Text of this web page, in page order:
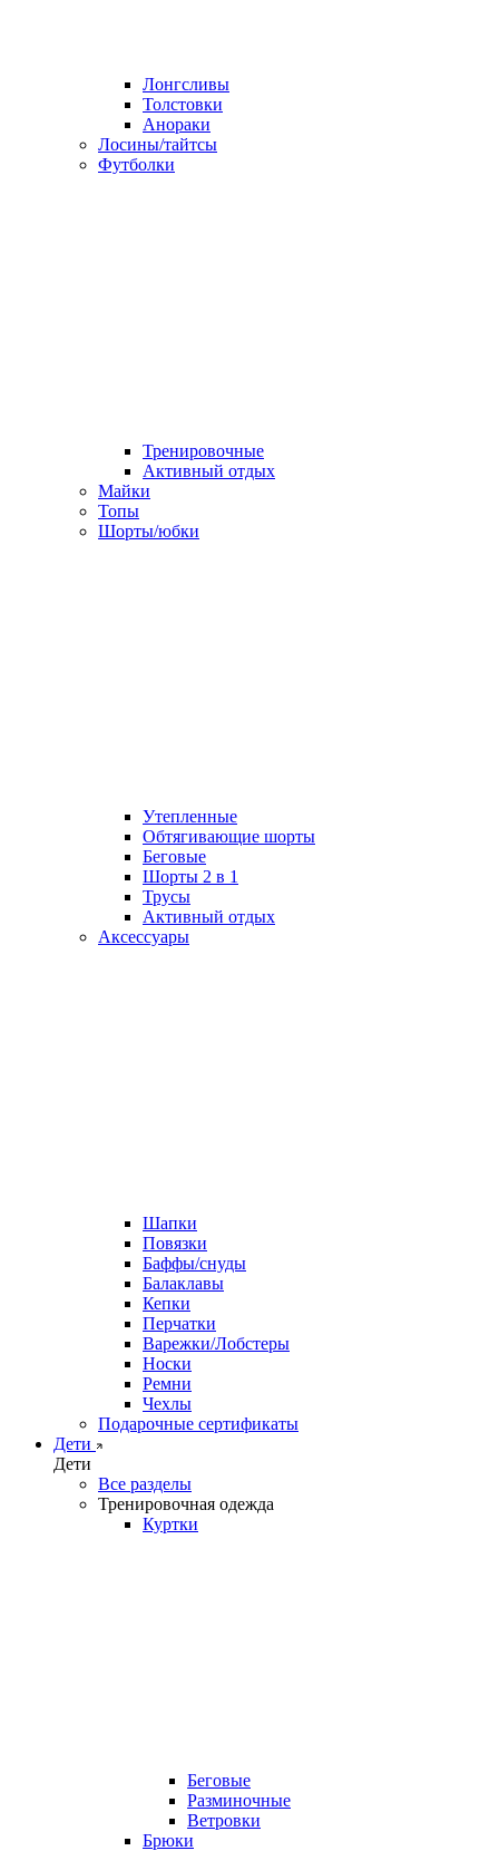
Лонгсливы
Толстовки
Анораки
Лосины/тайтсы
Футболки
Тренировочные
Активный отдых
Майки
Топы
Шорты/юбки
Утепленные
Обтягивающие шорты
Беговые
Шорты 2 в 1
Трусы
Активный отдых
Аксессуары
Шапки
Повязки
Баффы/снуды
Балаклавы
Кепки
Перчатки
Варежки/Лобстеры
Носки
Ремни
Чехлы
Подарочные сертификаты
Дети
Дети
Все разделы
Тренировочная одежда
Куртки
Беговые
Разминочные
Ветровки
Брюки